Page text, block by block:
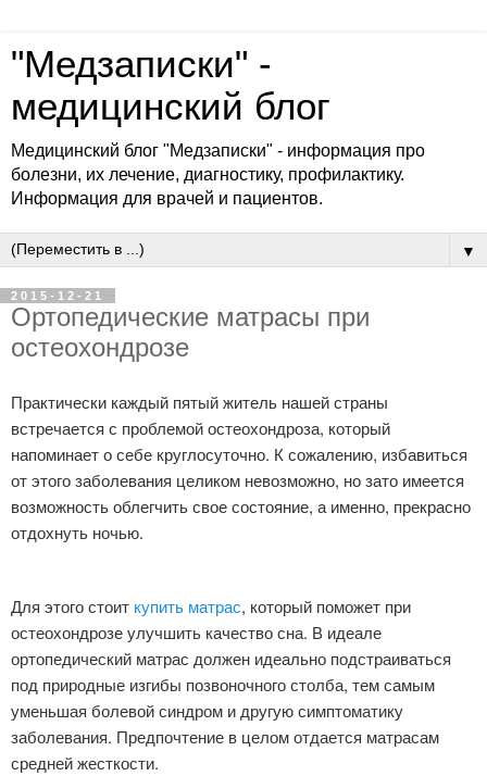
"Медзаписки" -
медицинский блог
Медицинский блог "Медзаписки" - информация про
болезни, их лечение, диагностику, профилактику.
Информация для врачей и пациентов.
▼
2015-12-21
Ортопедические матрасы при
остеохондрозе
Практически каждый пятый житель нашей страны
встречается с проблемой остеохондроза, который
напоминает о себе круглосуточно. К сожалению, избавиться
от этого заболевания целиком невозможно, но зато имеется
возможность облегчить свое состояние, а именно, прекрасно
отдохнуть ночью.
Для этого стоит купить матрас, который поможет при
остеохондрозе улучшить качество сна. В идеале
ортопедический матрас должен идеально подстраиваться
под природные изгибы позвоночного столба, тем самым
уменьшая болевой синдром и другую симптоматику
заболевания. Предпочтение в целом отдается матрасам
средней жесткости.